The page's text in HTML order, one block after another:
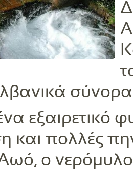
εξαιρετικό
και πολλές
ο